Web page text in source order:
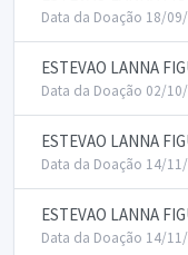
Data da Doação 18/
ESTEVAO LANNA
Data da Doação 02/
ESTEVAO LANNA
Data da Doação 14/
ESTEVAO LANNA
Data da Doação 14/